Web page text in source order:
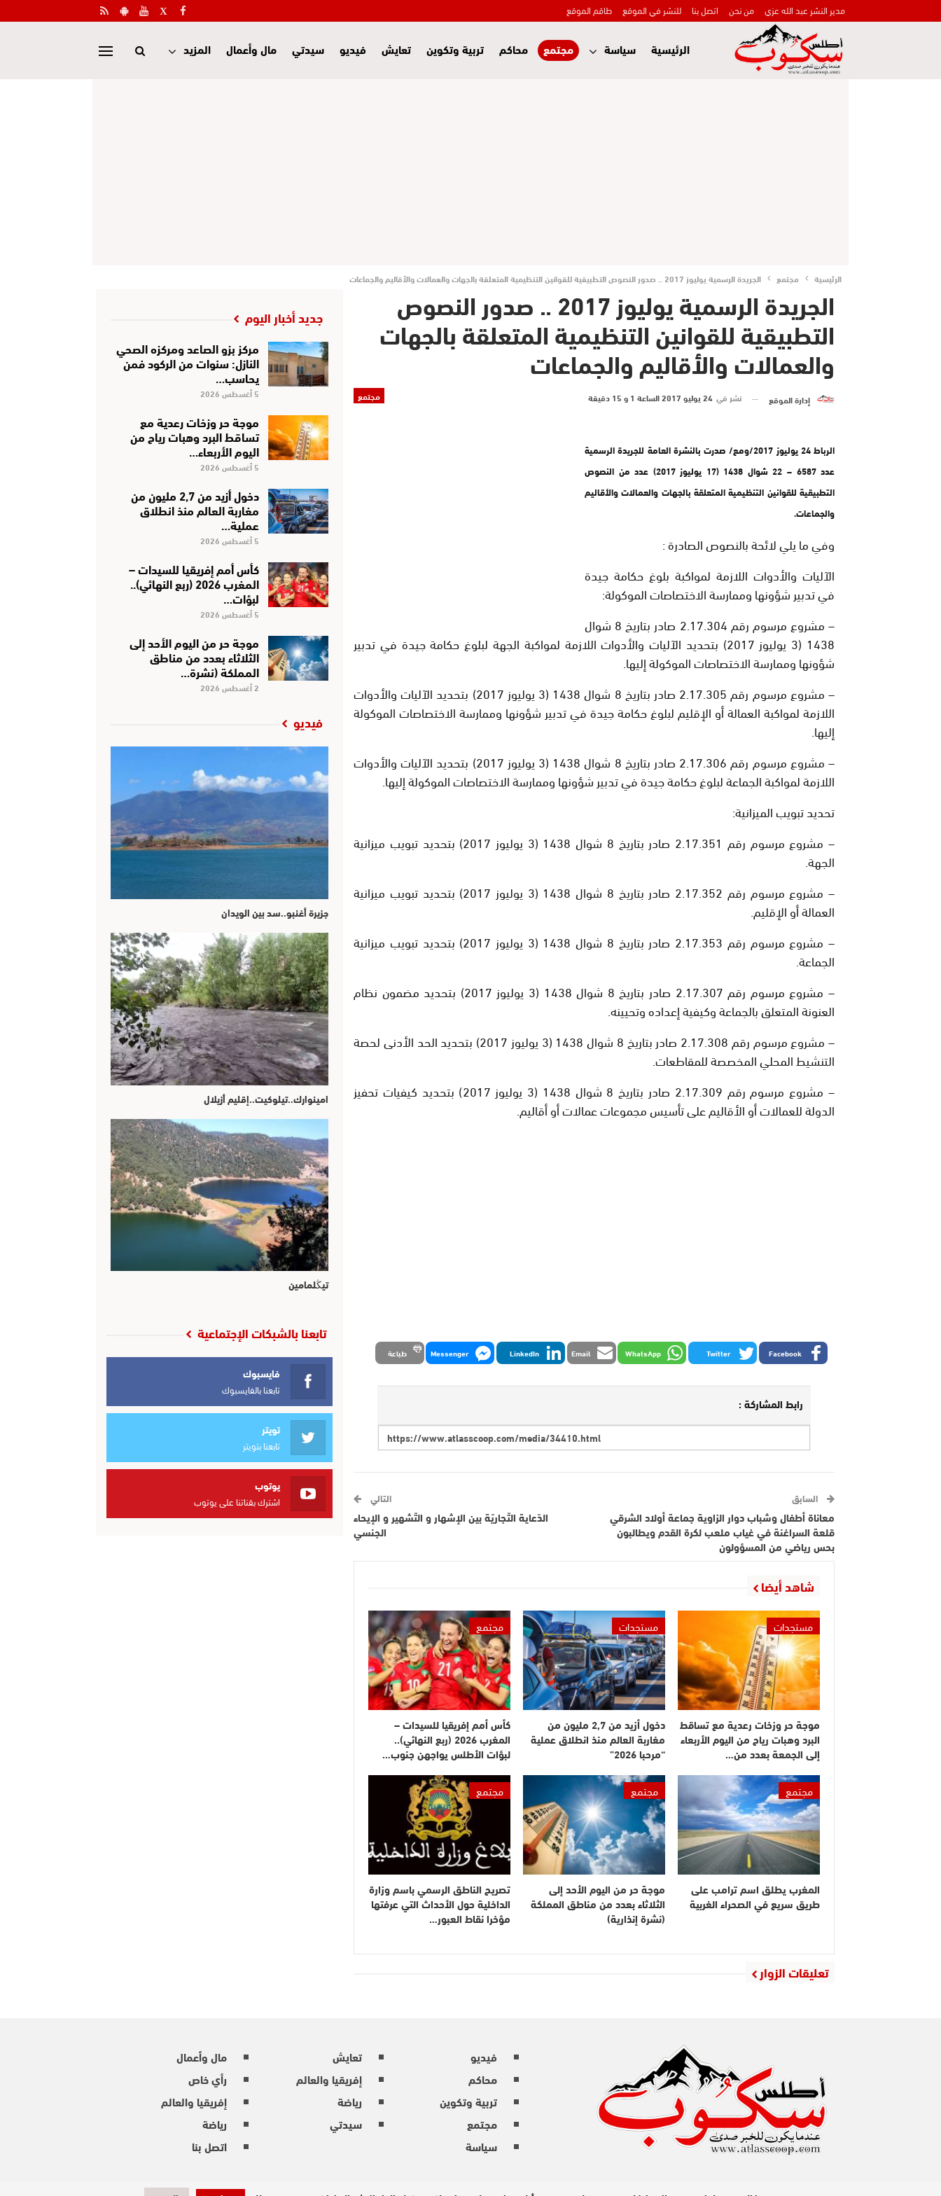
مدير النشر عبد الله عزي من نحن اتصل بنا للنشر في الموقع طاقم الموقع
الرئيسية سياسة مجتمع محاكم تربية وتكوين تعايش فيديو سيدتي مال وأعمال المزيد
الرئيسية مجتمع الجريدة الرسمية يوليوز 2017 .. صدور النصوص التطبيقية للقوانين التنظيمية المتعلقة بالجهات والعمالات والأقاليم والجماعات
الجريدة الرسمية يوليوز 2017 .. صدور النصوص
التطبيقية للقوانين التنظيمية المتعلقة بالجهات
والعمالات والأقاليم والجماعات
مجتمع إدارة الموقع نشر في 24 يوليو 2017 الساعة 1 و 15 دقيقة
الرباط 24 يوليوز 2017/ومع/ صدرت بالنشرة العامة للجريدة الرسمية
عدد 6587 – 22 شوال 1438 (17 يوليوز 2017) عدد من النصوص
التطبيقية للقوانين التنظيمية المتعلقة بالجهات والعمالات والأقاليم
والجماعات.
وفي ما يلي لائحة بالنصوص الصادرة :
الآليات والأدوات اللازمة لمواكبة بلوغ حكامة جيدة
في تدبير شؤونها وممارسة الاختصاصات الموكولة:
– مشروع مرسوم رقم 2.17.304 صادر بتاريخ 8 شوال
1438 (3 يوليوز 2017) بتحديد الآليات والأدوات اللازمة لمواكبة الجهة لبلوغ حكامة جيدة في تدبير
شؤونها وممارسة الاختصاصات الموكولة إليها.
– مشروع مرسوم رقم 2.17.305 صادر بتاريخ 8 شوال 1438 (3 يوليوز 2017) بتحديد الآليات والأدوات
اللازمة لمواكبة العمالة أو الإقليم لبلوغ حكامة جيدة في تدبير شؤونها وممارسة الاختصاصات الموكولة
إليها.
– مشروع مرسوم رقم 2.17.306 صادر بتاريخ 8 شوال 1438 (3 يوليوز 2017) بتحديد الآليات والأدوات
اللازمة لمواكبة الجماعة لبلوغ حكامة جيدة في تدبير شؤونها وممارسة الاختصاصات الموكولة إليها.
تحديد تبويب الميزانية:
– مشروع مرسوم رقم 2.17.351 صادر بتاريخ 8 شوال 1438 (3 يوليوز 2017) بتحديد تبويب ميزانية
الجهة.
– مشروع مرسوم رقم 2.17.352 صادر بتاريخ 8 شوال 1438 (3 يوليوز 2017) بتحديد تبويب ميزانية
العمالة أو الإقليم.
– مشروع مرسوم رقم 2.17.353 صادر بتاريخ 8 شوال 1438 (3 يوليوز 2017) بتحديد تبويب ميزانية
الجماعة.
– مشروع مرسوم رقم 2.17.307 صادر بتاريخ 8 شوال 1438 (3 يوليوز 2017) بتحديد مضمون نظام
العنونة المتعلق بالجماعة وكيفية إعداده وتحيينه.
– مشروع مرسوم رقم 2.17.308 صادر بتاريخ 8 شوال 1438 (3 يوليوز 2017) بتحديد الحد الأدنى لحصة
التنشيط المحلي المخصصة للمقاطعات.
– مشروع مرسوم رقم 2.17.309 صادر بتاريخ 8 شوال 1438 (3 يوليوز 2017) بتحديد كيفيات تحفيز
الدولة للعمالات أو الأقاليم على تأسيس مجموعات عمالات أو أقاليم.
Facebook
Twitter
WhatsApp
Email
LinkedIn
Messenger طباعة
رابط المشاركة :
السابق
معاناة أطفال وشباب دوار الزاوية جماعة أولاد الشرقي
قلعة السراغنة في غياب ملعب لكرة القدم ويطالبون
بحس رياضي من المسؤولون
التالي
الدّعاية التّجاريّة بين الإشهار و التّشهير و الإيحاء
الجنسي
شاهد أيضا
مستجدات
موجة حر وزخات رعدية مع تساقط
البرد وهبات رياح من اليوم الأربعاء
إلى الجمعة بعدد من…
مستجدات
دخول أزيد من 2,7 مليون من
مغاربة العالم منذ انطلاق عملية
“مرحبا 2026”
مجتمع
كأس أمم إفريقيا للسيدات –
المغرب 2026 (ربع النهائي)..
لبؤات الأطلس يواجهن جنوب…
مجتمع
المغرب يطلق اسم ترامب على
طريق سريع في الصحراء الغربية
مجتمع
موجة حر من اليوم الأحد إلى
الثلاثاء بعدد من مناطق المملكة
(نشرة إنذارية)
مجتمع
تصريح الناطق الرسمي باسم وزارة
الداخلية حول الأحداث التي عرفتها
مؤخرا نقاط العبور…
تعليقات الزوار
جديد أخبار اليوم
مركز بزو الصاعد ومركزه الصحي
النازل: سنوات من الركود فمن
يحاسب…
5 أغسطس 2026
موجة حر وزخات رعدية مع
تساقط البرد وهبات رياح من
اليوم الأربعاء…
5 أغسطس 2026
دخول أزيد من 2,7 مليون من
مغاربة العالم منذ انطلاق
عملية…
5 أغسطس 2026
كأس أمم إفريقيا للسيدات –
المغرب 2026 (ربع النهائي)..
لبؤات…
5 أغسطس 2026
موجة حر من اليوم الأحد إلى
الثلاثاء بعدد من مناطق
المملكة (نشرة…
2 أغسطس 2026
فيديو
جزيرة أغنبو..سد بين الويدان
امينوارك..تيلوكيت..إقليم أزيلال
تيڭلمامين
تابعنا بالشبكات الإجتماعية
فايسبوك
تابعنا بالفايسبوك
تويتر
تابعنا بتويتر
يوتوب
اشترك بقناتنا على يوتوب
فيديو
محاكم
تربية وتكوين
مجتمع
سياسة
تعايش
إفريقيا والعالم
رياضة
سيدتي
مال وأعمال
رأي خاص
إفريقيا والعالم
رياضة
اتصل بنا